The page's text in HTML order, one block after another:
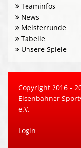
Teaminfos
News
Meisterrunde
Tabelle
Unsere Spiele
Copyright 2016 -
Eisenbahner
e.V.
Login